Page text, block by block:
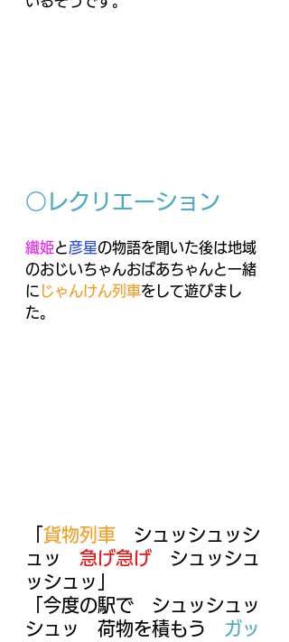
○レクリエーション
織姫と彦星の物語を聞いた後は地域
のおじいちゃんおばあちゃんと一緒
に じゃんけん列車をして遊びまし
た。
貨物列車 シュッシュッシ
ュッ 急げ急げ シュッシュ
ッシュッ」
「今度の駅で　シュッシュッ
シュッ　荷物を積もう ガッ